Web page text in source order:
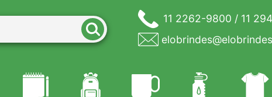
11 2262-9800 / 11